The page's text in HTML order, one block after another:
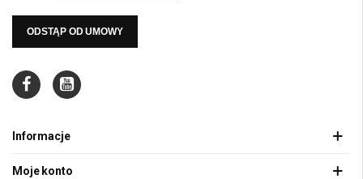
ODSTĄP OD UMOWY
Informacje
Moje konto